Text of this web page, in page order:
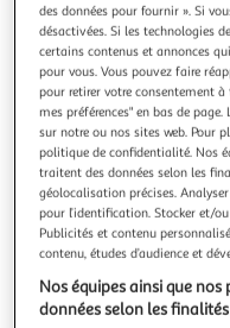
HERBAL ESSENCES
Masque cheveux à la
Préparez-vous à voir la
Essences Douceur
secs et vous procure un
notes florales et
issus de plantes a été
rose, cueillie
En savoir +
Vous voulez
des données pour fournir ». Si
désactivées. Si les technologies
certains contenus et annonces
pour vous. Vous pouvez faire
pour retirer votre consentement
mes préférences" en bas de
sur notre ou nos sites web. Pour
politique de confidentialité. Nos
traitent des données selon les
géolocalisation précises.
pour l’identification. Stocker et/
Publicités et contenu
contenu, études d’audience et
Nos équipes ainsi que
données selon les